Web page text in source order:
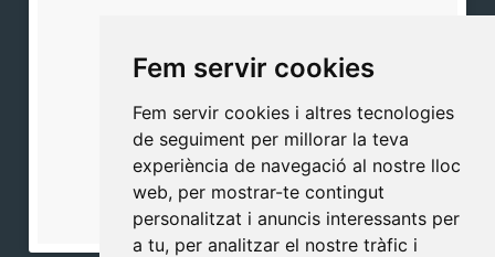
Fem servir cookies
Fem servir cookies i altres tecnologies
de seguiment per millorar la teva
experiència de navegació al nostre lloc
web, per mostrar-te contingut
personalitzat i anuncis interessants per
a tu, per analitzar el nostre tràfic i